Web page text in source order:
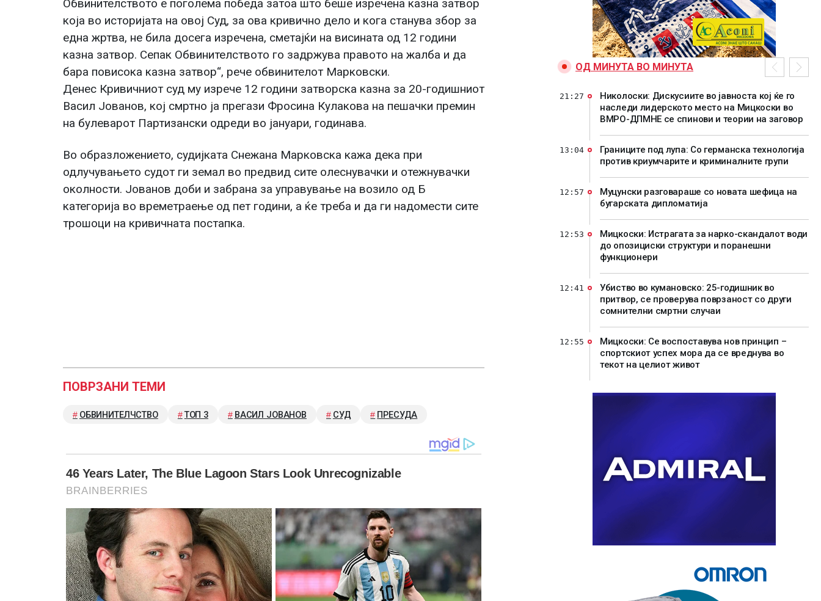
Обвинителството е поголема победа затоа што беше изречена казна затвор
која во историјата на овој Суд, за ова кривично дело и кога станува збор за
една жртва, не била досега изречена, сметајќи на висината од 12 години
казна затвор. Сепак Обвинителството го задржува правото на жалба и да
бара повисока казна затвор“, рече обвинителот Марковски.
Денес Кривичниот суд му изрече 12 години затворска казна за 20-годишниот
Васил Јованов, кој смртно ја прегази Фросина Кулакова на пешачки премин
на булеварот Партизански одреди во јануари, годинава.
Во образложението, судијката Снежана Марковска кажа дека при
одлучувањето судот ги земал во предвид сите олеснувачки и отежнувачки
околности. Јованов доби и забрана за управување на возило од Б
категорија во времетраење од пет години, а ќе треба и да ги надомести сите
трошоци на кривичната постапка.
ПОВРЗАНИ ТЕМИ
ОБВИНИТЕЛЧСТВО ТОП 3 ВАСИЛ ЈОВАНОВ СУД ПРЕСУДА
ОД МИНУТА ВО МИНУТА
Николоски: Дискусиите во јавноста кој ќе го
наследи лидерското место на Мицкоски во
ВМРО-ДПМНЕ се спинови и теории на заговор
21:27
Границите под лупа: Со германска технологија
против криумчарите и криминалните групи
13:04
Муцунски разговараше со новата шефица на
бугарската дипломатија
12:57
Мицкоски: Истрагата за нарко-скандалот води
до опозициски структури и поранешни
функционери
12:53
Убиство во кумановско: 25-годишник во
притвор, се проверува поврзаност со други
сомнителни смртни случаи
12:41
Мицкоски: Се воспоставува нов принцип –
спортскиот успех мора да се вреднува во
текот на целиот живот
12:55